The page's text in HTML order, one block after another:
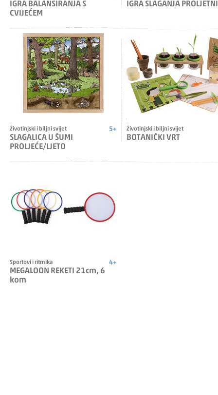
IGRA BALANSIRANJA S
CVIJEĆEM
IGRA SLAGANJA
5+
Životinjski i biljni svijet
SLAGALICA U ŠUMI
PROLJEĆE/LJETO
Životinjski i biljni svijet
BOTANIČKI VRT
4+
Sportovi i ritmika
MEGALOON REKETI 21cm, 6
kom